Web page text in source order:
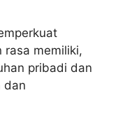
rasa memiliki,
pribadi dan
dan